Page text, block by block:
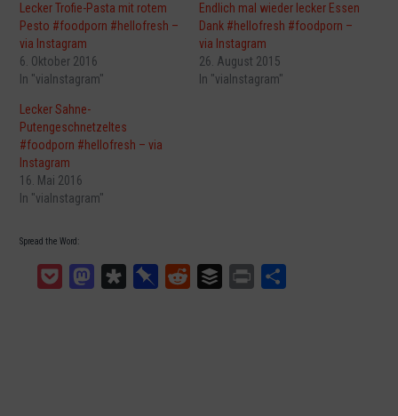
Lecker Trofie-Pasta mit rotem
Pesto #foodporn #hellofresh –
via Instagram
6. Oktober 2016
In "viaInstagram"
Endlich mal wieder lecker Essen
Dank #hellofresh #foodporn –
via Instagram
26. August 2015
In "viaInstagram"
Lecker Sahne-
Putengeschnetzeltes
#foodporn #hellofresh – via
Instagram
16. Mai 2016
In "viaInstagram"
Spread the Word:
Pocket MastodonDiasporaPinboardReddit Buffer Print